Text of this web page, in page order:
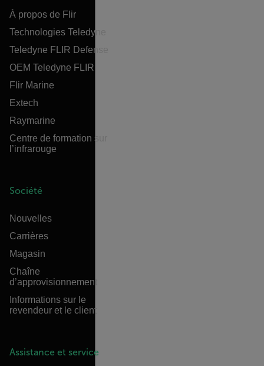
À propos de Flir
Technologies Teledyne
Teledyne FLIR Defense
OEM Teledyne FLIR
Flir Marine
Extech
Raymarine
Centre de formation sur
l’infrarouge
Société
Nouvelles
Carrières
Magasin
Chaîne
d’approvisionnement
Informations sur le
revendeur et le client
Assistance et service